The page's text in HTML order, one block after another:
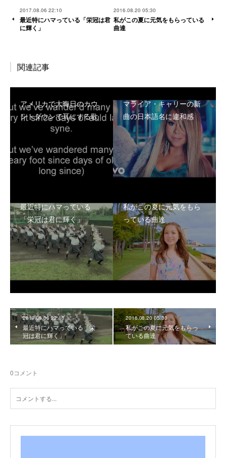
2017.08.06 22:10
最近特にハマっている「栄冠は君
に輝く」
2016.08.20 05:30
私がこの夏に元気をもらっている
曲達
関連記事
アメリカで大晦日のカウ
ントダウンで耳にする歌
マライア・キャリーの新
曲の日本語名に違和感
最近特にハマっている
「栄冠は君に輝く」
私がこの夏に元気をもら
っている曲達
2017.08.06 22:10
最近特にハマっている「栄
冠は君に輝く」
2016.08.20 05:30
私がこの夏に元気をもらっ
ている曲達
0コメント